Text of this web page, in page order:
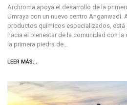
Archroma apoya el desarrollo de la
Umraya con un nuevo centro Anganwadi.
productos químicos especializados,
hacia el bienestar de la comunidad con
la primera piedra de…
LEER MÁS...